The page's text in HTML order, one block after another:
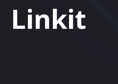
Linkit